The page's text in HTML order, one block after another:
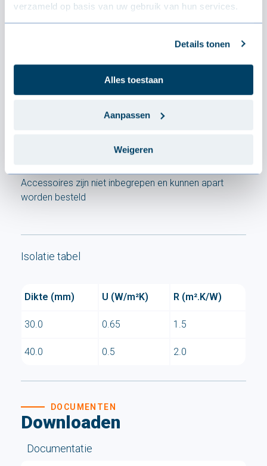
verzameld op basis van uw gebruik van hun services.
Details tonen
Alles toestaan
Aanpassen
Weigeren
Isolatie
Accessoires zijn niet inbegrepen en kunnen apart
worden besteld
Isolatie tabel
Dikte (mm) U (W/m²K) R (m².K/W)
30.0 0.65 1.5
40.0 0.5 2.0
Downloaden
DOCUMENTEN
Documentatie